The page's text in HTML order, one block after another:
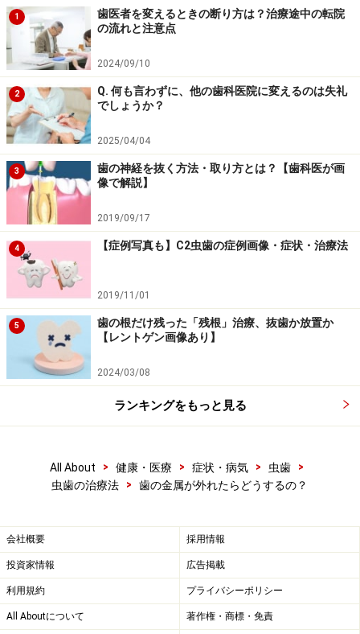
のではありません。当サイトで提供する情報に基づいて被ったい
かなる損害についても、当社、各ガイド、その他当社と契約した
情報提供者は一切の責任を負いかねます。
免責事項
1
歯医者を変えるときの断り方は？治療途中の転院
の流れと注意点
2024/09/10
2
Q. 何も言わずに、他の歯科医院に変えるのは失礼
でしょうか？
2025/04/04
3
歯の神経を抜く方法・取り方とは？【歯科医が画
像で解説】
2019/09/17
4 【症例写真も】C2虫歯の症例画像・症状・治療法
2019/11/01
5
歯の根だけ残った「残根」治療、抜歯か放置か
【レントゲン画像あり】
2024/03/08
ランキングをもっと見る
All About > 健康・医療 > 症状・病気 > 虫歯
>
虫歯の治療法
> 歯の金属が外れたらどうするの？
会社概要 採用情報
投資家情報 広告掲載
利用規約 プライバシーポリシー
All Aboutについて 著作権・商標・免責